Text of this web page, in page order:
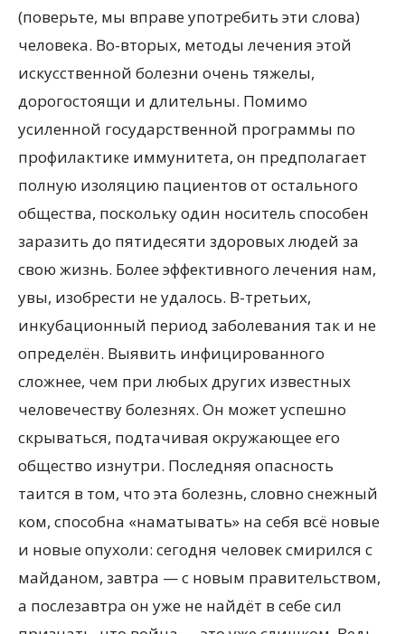
(поверьте, мы вправе употребить эти слова)
человека. Во-вторых, методы лечения этой
искусственной болезни очень тяжелы,
дорогостоящи и длительны. Помимо
усиленной государственной программы по
профилактике иммунитета, он предполагает
полную изоляцию пациентов от остального
общества, поскольку один носитель способен
заразить до пятидесяти здоровых людей за
свою жизнь. Более эффективного лечения нам,
увы, изобрести не удалось. В-третьих,
инкубационный период заболевания так и не
определён. Выявить инфицированного
сложнее, чем при любых других известных
человечеству болезнях. Он может успешно
скрываться, подтачивая окружающее его
общество изнутри. Последняя опасность
таится в том, что эта болезнь, словно снежный
ком, способна «наматывать» на себя всё новые
и новые опухоли: сегодня человек смирился с
майданом, завтра — с новым правительством,
а послезавтра он уже не найдёт в себе сил